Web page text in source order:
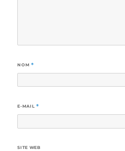
NOM *
E-MAIL *
SITE WEB